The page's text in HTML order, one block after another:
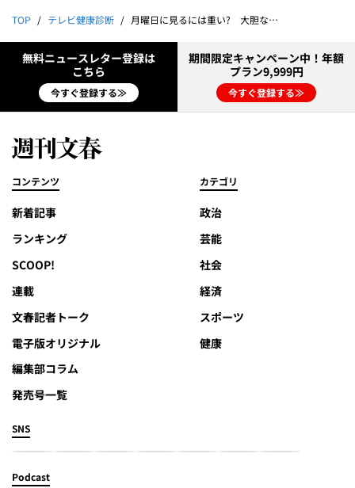
TOP テレビ健康診断 月曜日に見るには重い? 大胆な切り口で歴史を見つめ直す
無料ニュースレター登録は
こちら
今すぐ登録する≫
期間限定キャンペーン中！年額
プラン9,999円
今すぐ登録する≫
コンテンツ
新着記事
ランキング
SCOOP!
連載
文春記者トーク
電子版オリジナル
編集部コラム
発売号一覧
カテゴリ
政治
芸能
社会
経済
スポーツ
健康
SNS
Podcast